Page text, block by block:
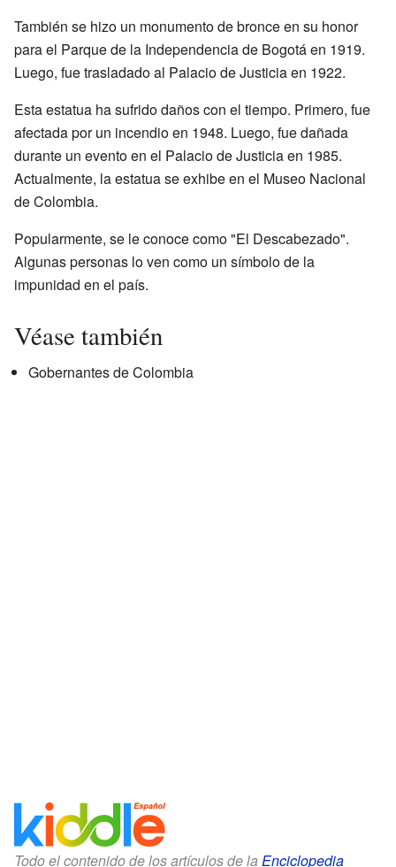
También se hizo un monumento de bronce en su honor
para el Parque de la Independencia de Bogotá en 1919.
Luego, fue trasladado al Palacio de Justicia en 1922.
Esta estatua ha sufrido daños con el tiempo. Primero, fue
afectada por un incendio en 1948. Luego, fue dañada
durante un evento en el Palacio de Justicia en 1985.
Actualmente, la estatua se exhibe en el Museo Nacional
de Colombia.
Popularmente, se le conoce como "El Descabezado".
Algunas personas lo ven como un símbolo de la
impunidad en el país.
Véase también
Gobernantes de Colombia
Todo el contenido de los artículos de la Enciclopedia